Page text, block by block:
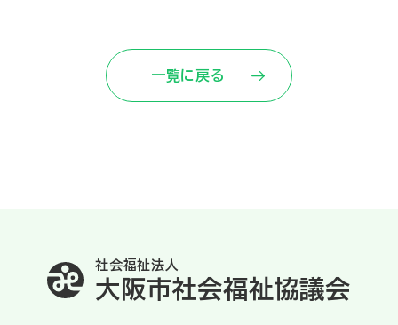
一覧に戻る
社会福祉法人
大阪市社会福祉協議会